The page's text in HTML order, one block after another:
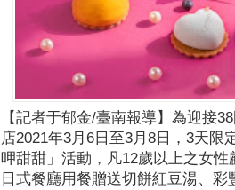
【記者于郁金/臺南報導】為迎接
店2021年3月6日至3月8日，3天
呷甜甜」活動，凡12歲以上之女
日式餐廳用餐贈送切餅紅豆湯、